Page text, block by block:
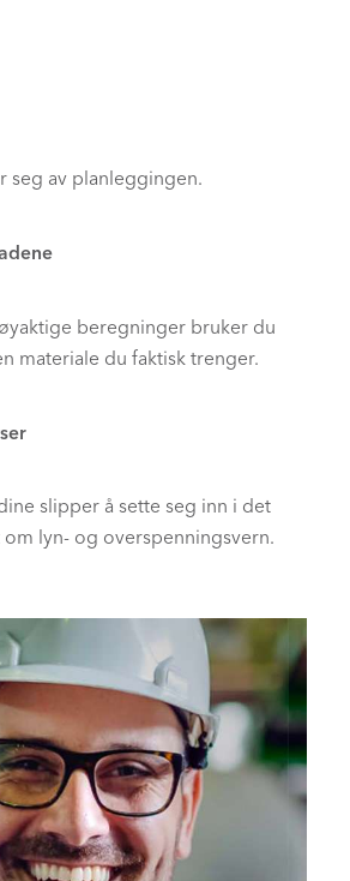
seg av planleggingen.
beregninger bruker du
materiale du faktisk trenger.
slipper å sette seg inn i det
lyn- og overspenningsvern.